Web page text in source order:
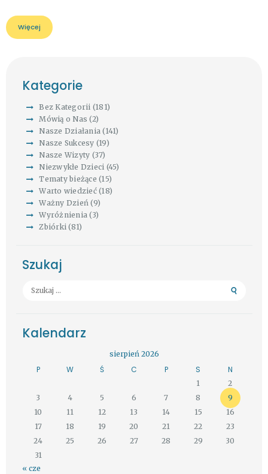
Więcej
Kategorie
Bez Kategorii (181)
Mówią o Nas (2)
Nasze Działania (141)
Nasze Sukcesy (19)
Nasze Wizyty (37)
Niezwykłe Dzieci (45)
Tematy bieżące (15)
Warto wiedzieć(18)
Ważny Dzień (9)
Wyróżnienia (3)
Zbiórki (81)
Szukaj
Szukaj:
Kalendarz
sierpień 2026
P W Ś C P S N
1
2
3
4 5 6 7 8
9
10
11 12 13 14 15
16
17
18 19 20 21 22
23
24
25 26 27 28 29
30
31
« cze